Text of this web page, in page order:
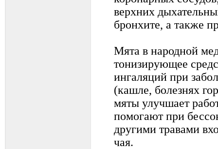
верхних
бронхите, а также
Мята в народной
тонизирующее
ингаляций при
(кашле, болезнях
мяты улучшает
помогают при
другими травами
чая.